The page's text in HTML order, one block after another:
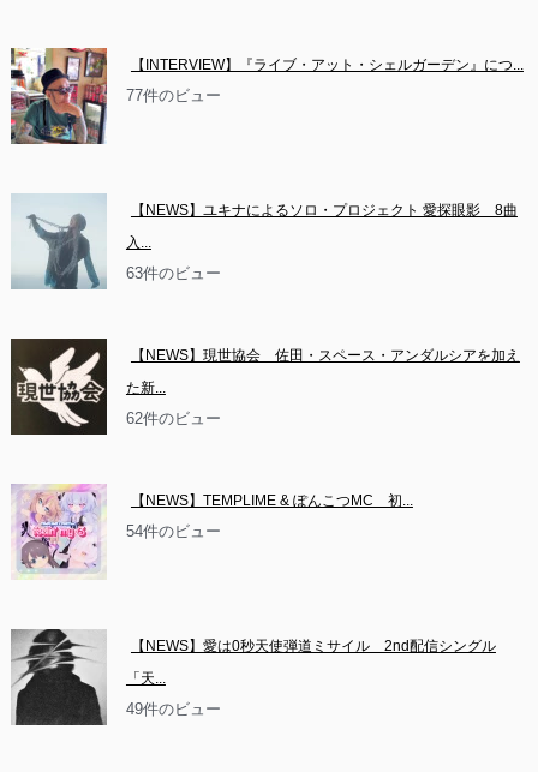
【INTERVIEW】『ライブ・アット・シェルガーデン』につ...
77件のビュー
【NEWS】ユキナによるソロ・プロジェクト 愛探眼影　8曲
入...
63件のビュー
【NEWS】現世協会　佐田・スペース・アンダルシアを加え
た新...
62件のビュー
【NEWS】TEMPLIME & ぽんこつMC　初...
54件のビュー
【NEWS】愛は0秒天使弾道ミサイル　2nd配信シングル
「天...
49件のビュー